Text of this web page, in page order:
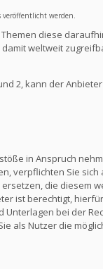
veröffentlicht werden.
diese
weltweit
2, kann der
in Anspruch
verpflichten Sie
die diesem
ist berechtigt,
bei der
als Nutzer die